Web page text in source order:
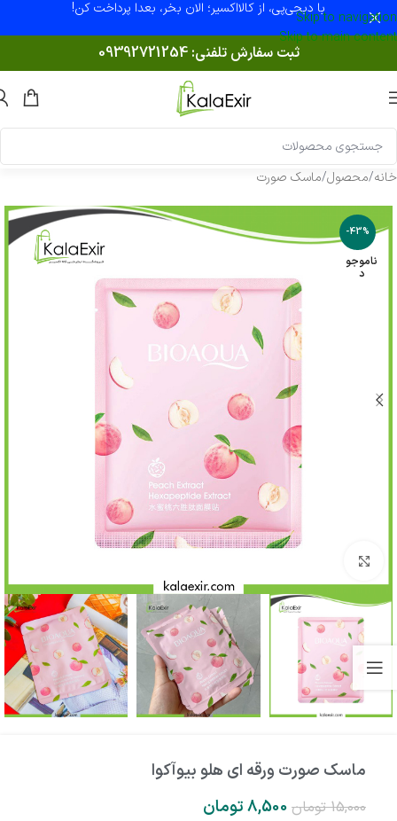
Skip to navigation
Skip to main content
با دیجی‌پی، از کالااکسیر؛ الان بخر، بعدا پرداخت کن!
ثبت سفارش تلفنی:09392721254
خانه/محصول/ماسک صورت
-43%
ناموجو
د
ماسک صورت ورقه ای هلو بیوآکوا
15,000 تومان 8,500تومان